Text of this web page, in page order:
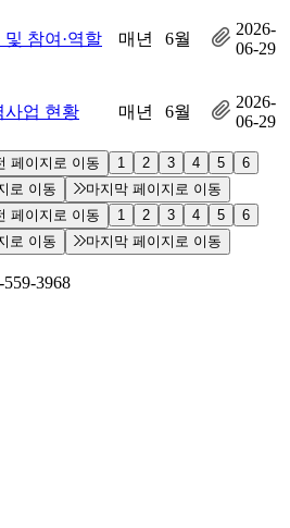
참여·역할 매년 6월
2026-
06-29
사업 현황 매년 6월
2026-
06-29
페이지로 이동 1 2 3 4 5
6
로 이동
마지막 페이지로 이동
페이지로 이동 1 2 3 4 5
6
로 이동 마지막 페이지로 이동
559-3968